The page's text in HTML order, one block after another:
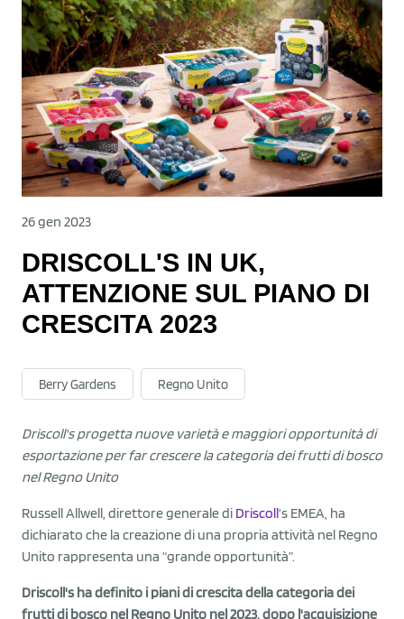
26 gen 2023
DRISCOLL'S IN UK,
ATTENZIONE SUL PIANO DI
CRESCITA 2023
Berry Gardens Regno Unito
Driscoll's progetta nuove varietà e maggiori opportunità di
esportazione per far crescere la categoria dei frutti di bosco
nel Regno Unito
Russell Allwell, direttore generale di Driscoll‘s EMEA, ha
dichiarato che la creazione di una propria attività nel Regno
Unito rappresenta una “grande opportunità”.
Driscoll's ha definito i piani di crescita della categoria dei
frutti di bosco nel Regno Unito nel 2023, dopo l'acquisizione